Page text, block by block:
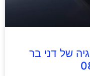
של דני בר